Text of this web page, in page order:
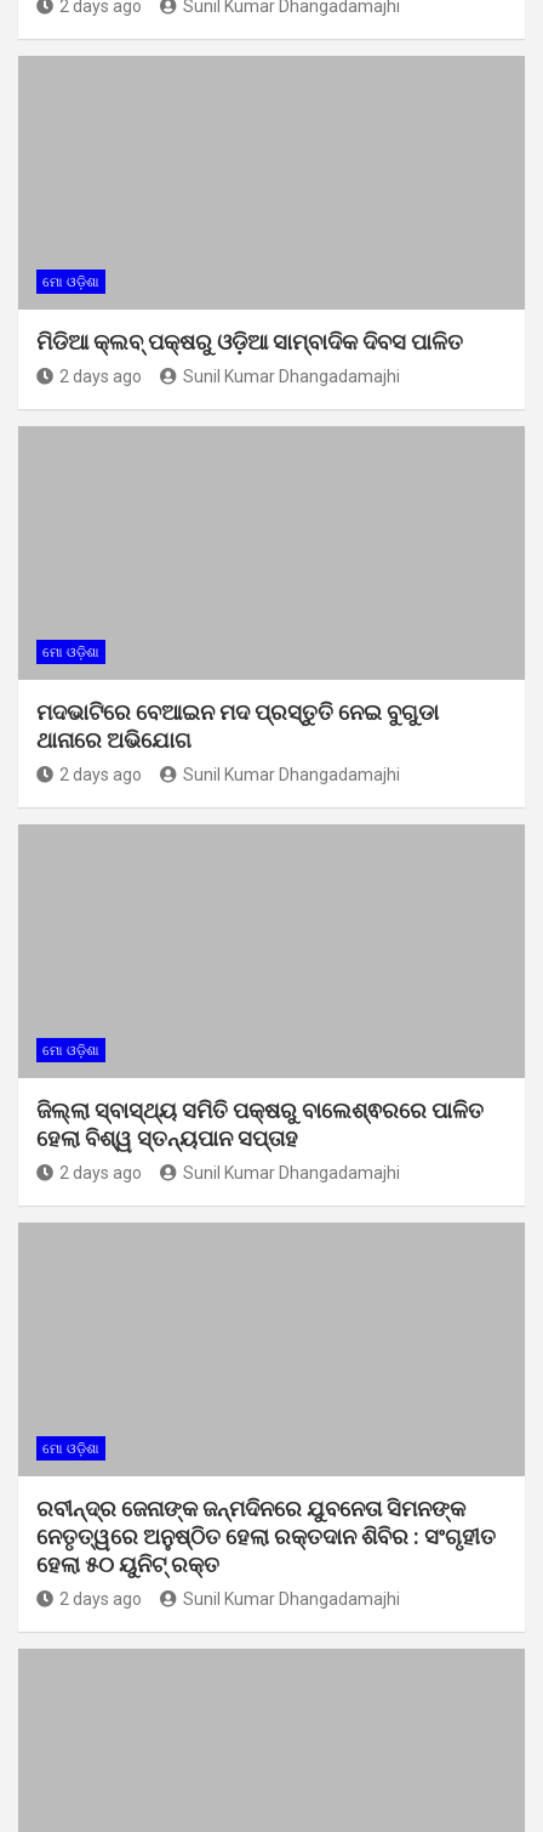
2 days ago Sunil Kumar Dhangadamajhi
ମୋ ଓଡ଼ିଶା
ମିଡିଆ କ୍ଲବ୍ ପକ୍ଷରୁ ଓଡ଼ିଆ ସାମ୍ବାଦିକ ଦିବସ ପାଳିତ
2 days ago Sunil Kumar Dhangadamajhi
ମୋ ଓଡ଼ିଶା
ମଦଭାଟିରେ ବେଆଇନ ମଦ ପ୍ରସ୍ତୁତି ନେଇ ବୁଗୁଡା
ଥାନାରେ ଅଭିଯୋଗ
2 days ago Sunil Kumar Dhangadamajhi
ମୋ ଓଡ଼ିଶା
ଜିଲ୍ଲା ସ୍ବାସ୍ଥ୍ୟ ସମିତି ପକ୍ଷରୁ ବାଲେଶ୍ଵରରେ ପାଳିତ
ହେଲା ବିଶ୍ୱ ସ୍ତନ୍ୟପାନ ସପ୍ତାହ
2 days ago Sunil Kumar Dhangadamajhi
ମୋ ଓଡ଼ିଶା
ରବୀନ୍ଦ୍ର ଜେନାଙ୍କ ଜନ୍ମଦିନରେ ଯୁବନେତା ସିମନଙ୍କ
ନେତୃତ୍ୱରେ ଅନୁଷ୍ଠିତ ହେଲା ରକ୍ତଦାନ ଶିବିର : ସଂଗୃହୀତ
ହେଲା ୫୦ ୟୁନିଟ୍ ରକ୍ତ
2 days ago Sunil Kumar Dhangadamajhi